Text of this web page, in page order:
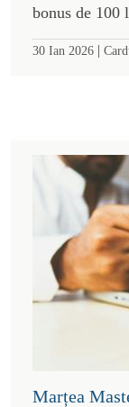
bonus de 100
30 Ian 2026 |
Marțea